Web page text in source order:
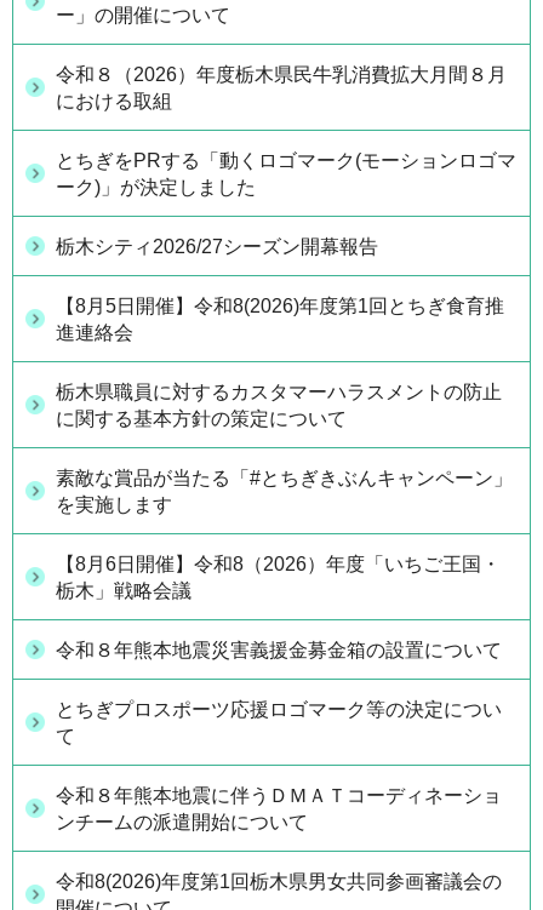
ー」の開催について
令和８（2026）年度栃木県民牛乳消費拡大月間８月
における取組
とちぎをPRする「動くロゴマーク(モーションロゴマ
ーク)」が決定しました
栃木シティ2026/27シーズン開幕報告
【8月5日開催】令和8(2026)年度第1回とちぎ食育推
進連絡会
栃木県職員に対するカスタマーハラスメントの防止
に関する基本方針の策定について
素敵な賞品が当たる「#とちぎきぶんキャンペーン」
を実施します
【8月6日開催】令和8（2026）年度「いちご王国・
栃木」戦略会議
令和８年熊本地震災害義援金募金箱の設置について
とちぎプロスポーツ応援ロゴマーク等の決定につい
て
令和８年熊本地震に伴うＤＭＡＴコーディネーショ
ンチームの派遣開始について
令和8(2026)年度第1回栃木県男女共同参画審議会の